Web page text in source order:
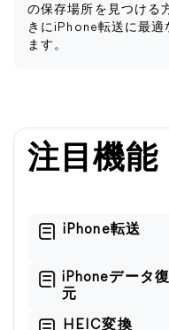
の保存場所を見つける
きにiPhone転送に最
ます。
注目機能
iPhone転送
iPhoneデータ復
元
HEIC変換